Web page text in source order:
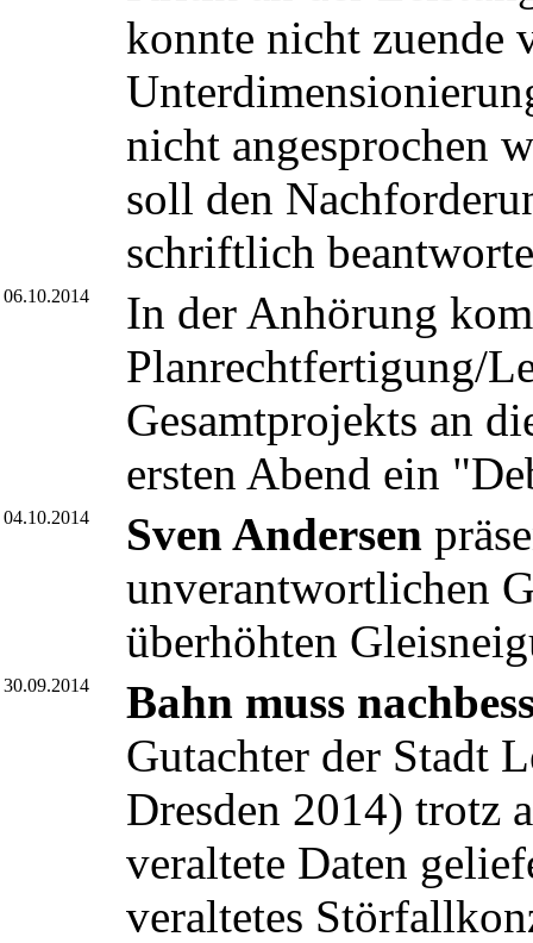
konnte nicht zuende
nicht angesprochen
soll den
schriftlich
06.10.2014
In der Anhörung
Planrechtfertigung/
Gesamtprojekts an
ersten Abend ein
04.10.2014 Sven Andersen
unverantwortlichen
überhöhten
30.09.2014
Bahn muss
Gutachter der Stadt
Dresden 2014) trotz
veraltete Daten
veraltetes